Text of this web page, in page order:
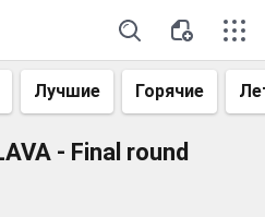
Лучшие Горячие
- Final round